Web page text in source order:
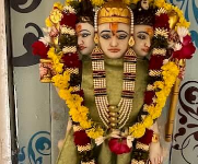
रामवाटिका सोसायटी,